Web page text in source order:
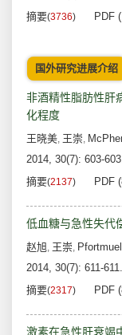
摘要(3736) PDF
国外研究进展介绍
非酒精性脂肪性肝
化程度
王晓美, 王崇,
2014, 30(7): 603-
摘要(2137) PDF
低血糖与急性失代
赵旭, 王崇,
2014, 30(7): 611-611.
摘要(2317) PDF
激素在急性肝衰竭